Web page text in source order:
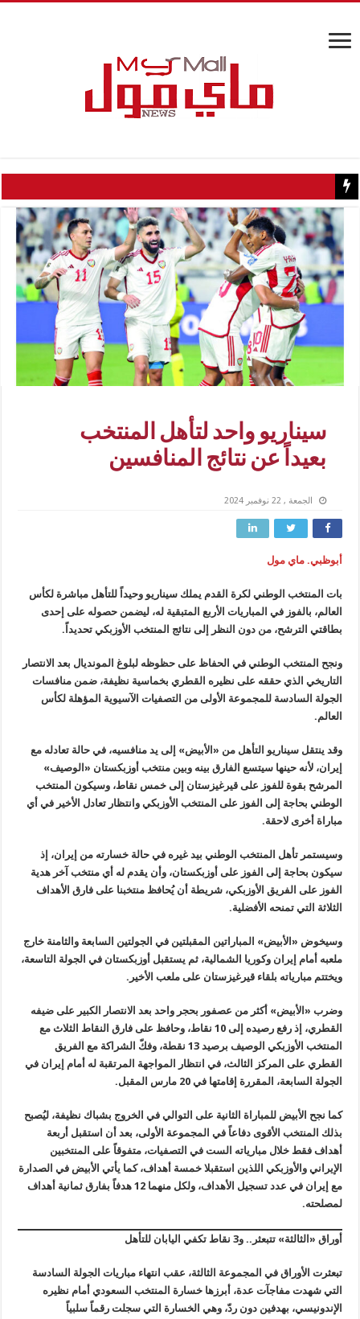
كيف تسبب سائح كويتي في إغلاق منزل عبدالحليم حافظ ومنع
سيناريو واحد لتأهل المنتخب
بعيداً عن نتائج المنافسين
الجمعة , 22 نوفمبر 2024
أبوظبي. ماي مول
بات المنتخب الوطني لكرة القدم يملك سيناريو وحيداً للتأهل مباشرة لكأس
العالم، بالفوز في المباريات الأربع المتبقية له، ليضمن حصوله على إحدى
بطاقتي الترشح، من دون النظر إلى نتائج المنتخب الأوزبكي تحديداً.
ونجح المنتخب الوطني في الحفاظ على حظوظه لبلوغ المونديال بعد الانتصار
التاريخي الذي حققه على نظيره القطري بخماسية نظيفة، ضمن منافسات
الجولة السادسة للمجموعة الأولى من التصفيات الآسيوية المؤهلة لكأس
العالم.
وقد ينتقل سيناريو التأهل من «الأبيض» إلى يد منافسيه، في حالة تعادله مع
إيران، لأنه حينها سيتسع الفارق بينه وبين منتخب أوزبكستان «الوصيف»
المرشح بقوة للفوز على قيرغيزستان إلى خمس نقاط، وسيكون المنتخب
الوطني بحاجة إلى الفوز على المنتخب الأوزبكي وانتظار تعادل الأخير في أي
مباراة أخرى لاحقة.
وسيستمر تأهل المنتخب الوطني بيد غيره في حالة خسارته من إيران، إذ
سيكون بحاجة إلى الفوز على أوزبكستان، وأن يقدم له أي منتخب آخر هدية
الفوز على الفريق الأوزبكي، شريطة أن يُحافظ منتخبنا على فارق الأهداف
الثلاثة التي تمنحه الأفضلية.
وسيخوض «الأبيض» المباراتين المقبلتين في الجولتين السابعة والثامنة خارج
ملعبه أمام إيران وكوريا الشمالية، ثم يستقبل أوزبكستان في الجولة التاسعة،
ويختتم مبارياته بلقاء قيرغيزستان على ملعب الأخير.
وضرب «الأبيض» أكثر من عصفور بحجر واحد بعد الانتصار الكبير على ضيفه
القطري، إذ رفع رصيده إلى 10 نقاط، وحافظ على فارق النقاط الثلاث مع
المنتخب الأوزبكي الوصيف برصيد 13 نقطة، وفكّ الشراكة مع الفريق
القطري على المركز الثالث، في انتظار المواجهة المرتقبة له أمام إيران في
الجولة السابعة، المقررة إقامتها في 20 مارس المقبل.
كما نجح الأبيض للمباراة الثانية على التوالي في الخروج بشباك نظيفة، ليُصبح
بذلك المنتخب الأقوى دفاعاً في المجموعة الأولى، بعد أن استقبل أربعة
أهداف فقط خلال مبارياته الست في التصفيات، متفوقاً على المنتخبين
الإيراني والأوزبكي اللذين استقبلا خمسة أهداف، كما يأتي الأبيض في الصدارة
مع إيران في عدد تسجيل الأهداف، ولكل منهما 12 هدفاً بفارق ثمانية أهداف
لمصلحته.
أوراق «الثالثة» تتبعثر.. و3 نقاط تكفي اليابان للتأهل
تبعثرت الأوراق في المجموعة الثالثة، عقب انتهاء مباريات الجولة السادسة
التي شهدت مفاجآت عدة، أبرزها خسارة المنتخب السعودي أمام نظيره
الإندونيسي، بهدفين دون ردّ، وهي الخسارة التي سجلت رقماً سلبياً